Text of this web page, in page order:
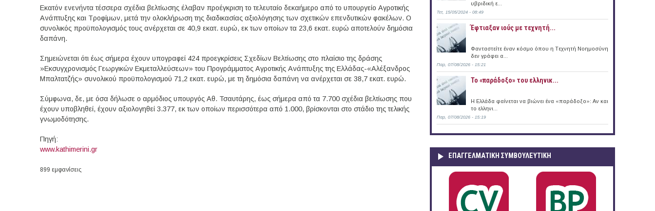
Εκατόν ενενήντα τέσσερα σχέδια βελτίωσης έλαβαν προέγκριση το τελευταίο δεκαήμερο από το υπουργείο Αγροτικής
Ανάπτυξης και Τροφίμων, μετά την ολοκλήρωση της διαδικασίας αξιολόγησης των σχετικών επενδυτικών φακέλων. Ο
συνολικός προϋπολογισμός τους ανέρχεται σε 40,9 εκατ. ευρώ, εκ των οποίων τα 23,6 εκατ. ευρώ αποτελούν δημόσια
δαπάνη.
Σημειώνεται ότι έως σήμερα έχουν υπογραφεί 424 προεγκρίσεις Σχεδίων Βελτίωσης στο πλαίσιο της δράσης
»Εκσυγχρονισμός Γεωργικών Εκμεταλλεύσεων» του Προγράμματος Αγροτικής Ανάπτυξης της Ελλάδας-«Αλέξανδρος
Μπαλτατζής» συνολικού προϋπολογισμού 71,2 εκατ. ευρώ, με τη δημόσια δαπάνη να ανέρχεται σε 38,7 εκατ. ευρώ.
Σύμφωνα, δε, με όσα δήλωσε ο αρμόδιος υπουργός Αθ. Τσαυτάρης, έως σήμερα από τα 7.700 σχέδια βελτίωσης που
έχουν υποβληθεί, έχουν αξιολογηθεί 3.377, εκ των οποίων περισσότερα από 1.000, βρίσκονται στο στάδιο της τελικής
γνωμοδότησης.
Πηγή:
www.kathimerini.gr
899 εμφανίσεις
υβριδική ε...
Τετ, 15/05/2024 - 08:49
Έφτιαξαν ιούς με τεχνητή...
Φανταστείτε έναν κόσμο όπου η Tεχνητή Nοημοσύνη
δεν γράφει α...
Παρ, 07/08/2026 - 15:21
Το «παράδοξο» του ελληνικ...
Η Ελλάδα φαίνεται να βιώνει ένα «παράδοξο»: Αν και
το ελληνι...
Παρ, 07/08/2026 - 15:19
ΕΠΑΓΓΕΛΜΑΤΙΚΉ ΣΥΜΒΟΥΛΕΥΤΙΚΉ